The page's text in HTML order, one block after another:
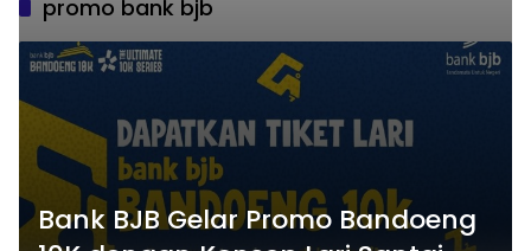
promo bank bjb
Bank BJB Gelar Promo Bandoeng